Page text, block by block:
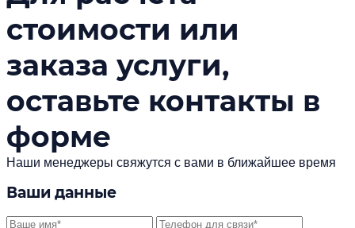
стоимости или
заказа услуги,
оставьте контакты в
форме
Наши менеджеры свяжутся с вами в ближайшее время
Ваши данные